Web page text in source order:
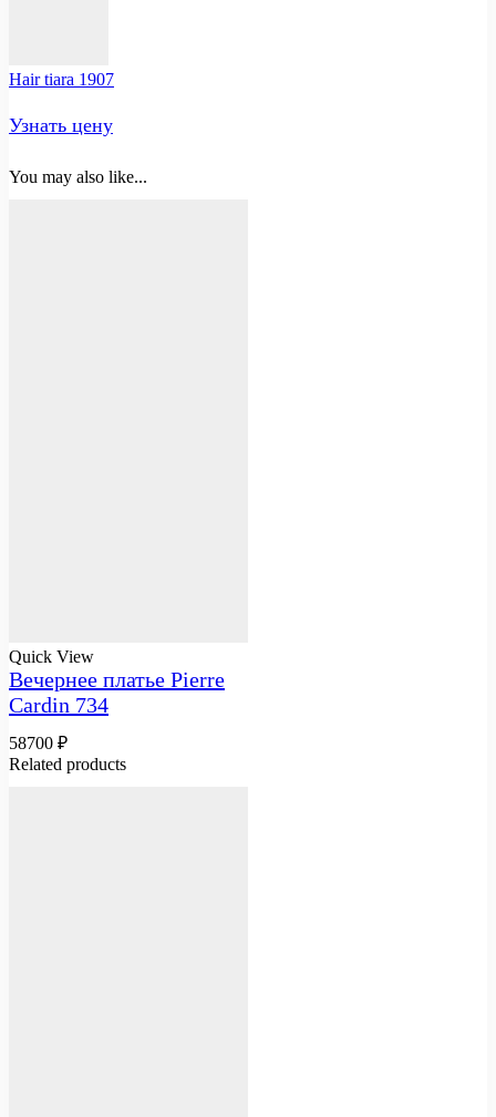
Hair tiara 1907
Узнать цену
You may also like...
Quick View
Вечернее платье Pierre
Cardin 734
58700 ₽
Related products